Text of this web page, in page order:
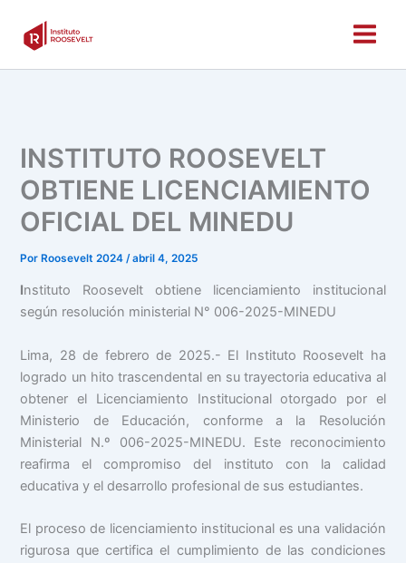
INSTITUTO ROOSEVELT
OBTIENE LICENCIAMIENTO
OFICIAL DEL MINEDU
PorRoosevelt 2024/abril 4, 2025
Instituto Roosevelt obtiene licenciamiento institucional
según resolución ministerial N° 006-2025-MINEDU
Lima, 28 de febrero de 2025.- El Instituto Roosevelt ha
logrado un hito trascendental en su trayectoria educativa al
obtener el Licenciamiento Institucional otorgado por el
Ministerio de Educación, conforme a la Resolución
Ministerial N.º 006-2025-MINEDU. Este reconocimiento
reafirma el compromiso del instituto con la calidad
educativa y el desarrollo profesional de sus estudiantes.
El proceso de licenciamiento institucional es una validación
rigurosa que certifica el cumplimiento de las condiciones